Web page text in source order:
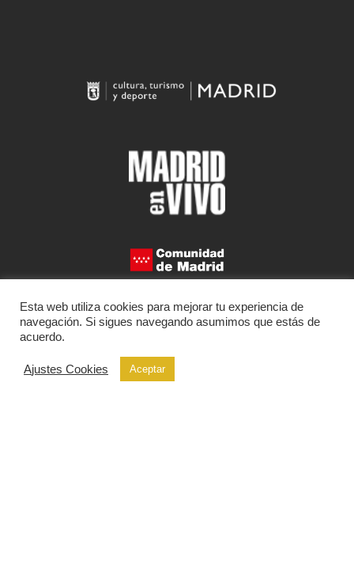
Esta web utiliza cookies para mejorar tu experiencia de
navegación. Si sigues navegando asumimos que estás de
acuerdo.
Ajustes Cookies Aceptar